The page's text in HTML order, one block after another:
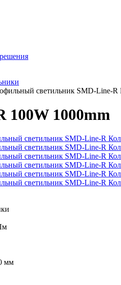
светильник SMD-Line-R
100W 1000mm
мм